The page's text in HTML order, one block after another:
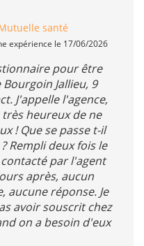
santé
expérience le 17/06/2026
pour être
Jallieu, 9
J'appelle l'agence,
heureux de ne
! Que se passe t-il
Rempli deux fois le
par l'agent
après, aucun
aucune réponse. Je
avoir souscrit chez
on a besoin d'eux